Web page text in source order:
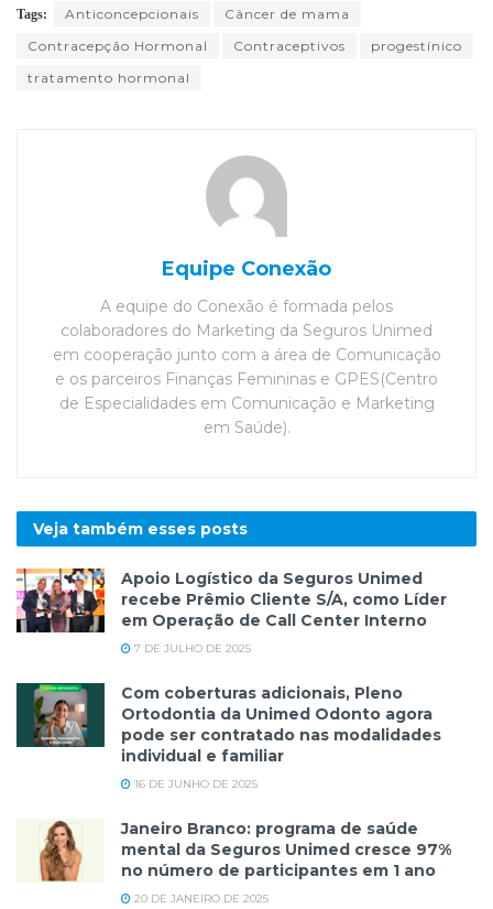
Tags: Anticoncepcionais
Câncer de mama
Contracepção Hormonal
Contraceptivos
progestínico
tratamento hormonal
Equipe Conexão
A equipe do Conexão é formada pelos
colaboradores do Marketing da Seguros Unimed
em cooperação junto com a área de Comunicação
e os parceiros Finanças Femininas e GPES(Centro
de Especialidades em Comunicação e Marketing
em Saúde).
Veja também esses posts
Apoio Logístico da Seguros Unimed
recebe Prêmio Cliente S/A, como Líder
em Operação de Call Center Interno
7 DE JULHO DE 2025
Com coberturas adicionais, Pleno
Ortodontia da Unimed Odonto agora
pode ser contratado nas modalidades
individual e familiar
16 DE JUNHO DE 2025
Janeiro Branco: programa de saúde
mental da Seguros Unimed cresce 97%
no número de participantes em 1 ano
20 DE JANEIRO DE 2025